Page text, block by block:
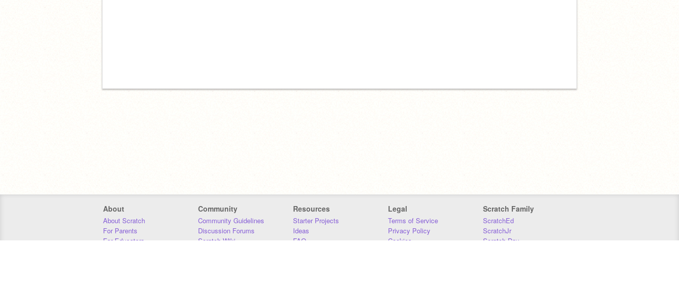
About
About Scratch
For Parents
For Educators
Community
Community Guidelines
Discussion Forums
Scratch Wiki
Resources
Starter Projects
Ideas
FAQ
Legal
Terms of Service
Privacy Policy
Cookies
Scratch Family
ScratchEd
ScratchJr
Scratch Day